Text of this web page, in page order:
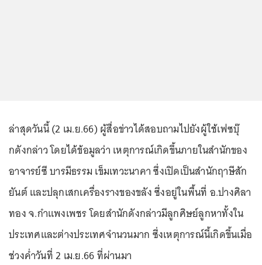
ล่าสุดวันนี้ (2 เม.ย.66) ผู้สื่อข่าวได้สอบถามไปยังผู้ใช้เฟซบุ๊
กดังกล่าว โดยได้ข้อมูลว่า เหตุการณ์เกิดขึ้นภายในสำนักของ
อาจารย์ซี บารมีธรรม เข็มเทวะนาคา ซึ่งเปิดเป็นสำนักฤาษีสัก
ยันต์ และปลุกเสกเครื่องรางของขลัง ซึ่งอยู่ในพื้นที่ อ.ปางศิลา
ทอง จ.กำแพงเพชร โดยสำนักดังกล่าวมีลูกศิษย์ลูกหาทั้งใน
ประเทศและต่างประเทศจำนวนมาก ซึ่งเหตุการณ์นี้เกิดขึ้นเมื่อ
ช่วงค่ำวันที่ 2 เม.ย.66 ที่ผ่านมา